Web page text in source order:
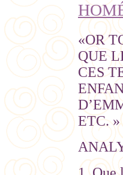
«OR
QUE
CES
ETC. »